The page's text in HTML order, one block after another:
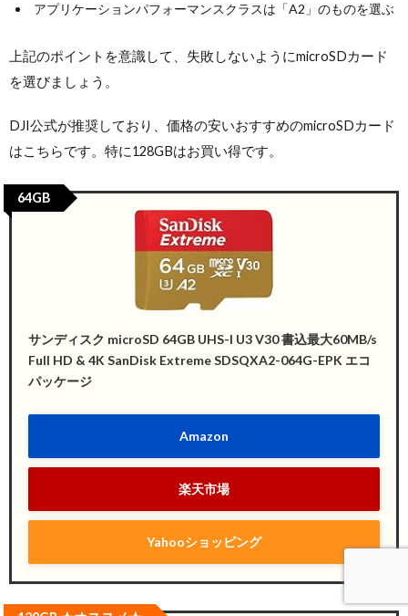
アプリケーションパフォーマンスクラスは「A2」のものを選ぶ
上記のポイントを意識して、失敗しないようにmicroSDカード
を選びましょう。
DJI公式が推奨しており、価格の安いおすすめのmicroSDカード
はこちらです。特に128GBはお買い得です。
サンディスク microSD 64GB UHS-I U3 V30 書込最大60MB/s
Full HD & 4K SanDisk Extreme SDSQXA2-064G-EPK エコ
パッケージ
Amazon
楽天市場
Yahooショッピング
64GB